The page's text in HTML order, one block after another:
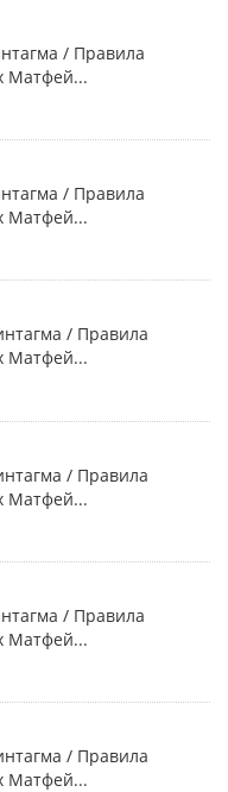
/ Правила
Матфей...
/ Правила
Матфей...
/ Правила
Матфей...
/ Правила
Матфей...
/ Правила
Матфей...
/ Правила
Матфей...